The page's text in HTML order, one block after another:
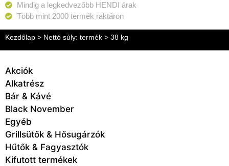
Mindig a legkedvezőbb HENDI árak
Több mint 2000 termék raktáron
Kezdőlap > Nettó súly: termék > 38 kg
Akciók
Alkatrész
Bár & Kávé
Black November
Egyéb
Grillsütők & Hősugárzók
Hűtők & Fagyasztók
Kifutott termékek